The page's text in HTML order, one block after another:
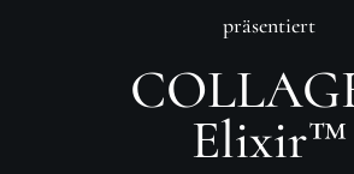
präsentiert
Elixir™